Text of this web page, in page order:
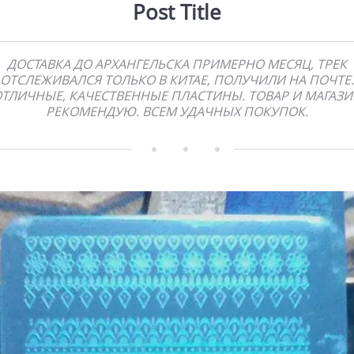
Post Title
ДОСТАВКА ДО АРХАНГЕЛЬСКА ПРИМЕРНО МЕСЯЦ, ТРЕК
ОТСЛЕЖИВАЛСЯ ТОЛЬКО В КИТАЕ, ПОЛУЧИЛИ НА ПОЧТЕ.
КАЧЕСТВЕННЫЕ ПЛАСТИНЫ. ТОВАР И
РЕКОМЕНДУЮ. ВСЕМ УДАЧНЫХ ПОКУПОК.